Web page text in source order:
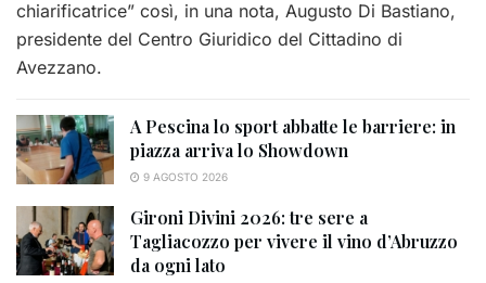
chiarificatrice” così, in una nota, Augusto Di Bastiano,
presidente del Centro Giuridico del Cittadino di
Avezzano.
A Pescina lo sport abbatte le barriere: in
piazza arriva lo Showdown
9 AGOSTO 2026
Gironi Divini 2026: tre sere a
Tagliacozzo per vivere il vino d’Abruzzo
da ogni lato